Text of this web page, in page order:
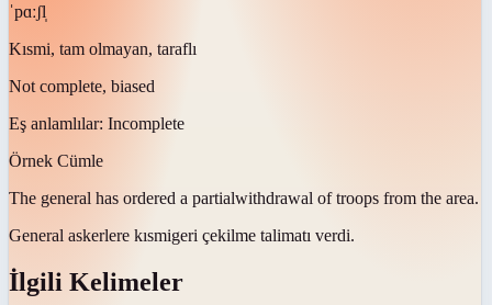
ˈpɑːʃl̩
Kısmi, tam olmayan, taraflı
Not complete, biased
Eş anlamlılar: Incomplete
Örnek Cümle
The general has ordered a partialwithdrawal of troops from the area.
General askerlere kısmigeri çekilme talimatı verdi.
İlgili Kelimeler